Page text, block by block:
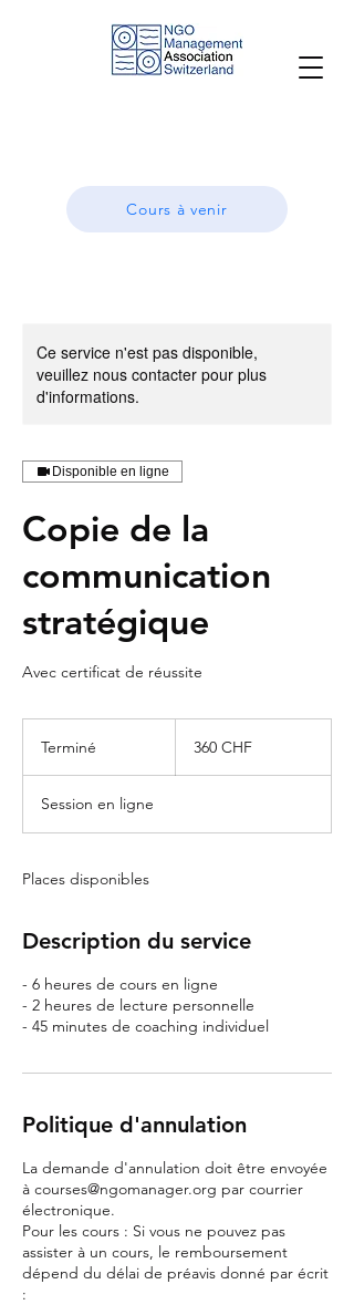
Cours à venir
Ce service n'est pas disponible,
veuillez nous contacter pour plus
d'informations.
Disponible en ligne
Copie de la
communication
stratégique
Avec certificat de réussite
Terminé
d
u
o
r
t
suisses
360 CHF
Session en ligne
Places disponibles
Description du service
- 6 heures de cours en ligne
- 2 heures de lecture personnelle
- 45 minutes de coaching individuel
Politique d'annulation
La demande d'annulation doit être envoyée
à courses@ngomanager.org par courrier
électronique.
Pour les cours : Si vous ne pouvez pas
assister à un cours, le remboursement
dépend du délai de préavis donné par écrit
: